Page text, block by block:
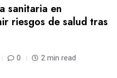
sanitaria en
riesgos de salud tras
0 2 min read